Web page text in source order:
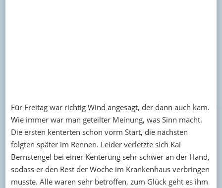
Für Freitag war richtig Wind angesagt, der dann auch kam.
Wie immer war man geteilter Meinung, was Sinn macht.
Die ersten kenterten schon vorm Start, die nächsten
folgten später im Rennen. Leider verletzte sich Kai
Bernstengel bei einer Kenterung sehr schwer an der Hand,
sodass er den Rest der Woche im Krankenhaus verbringen
musste. Alle waren sehr betroffen, zum Glück geht es ihm